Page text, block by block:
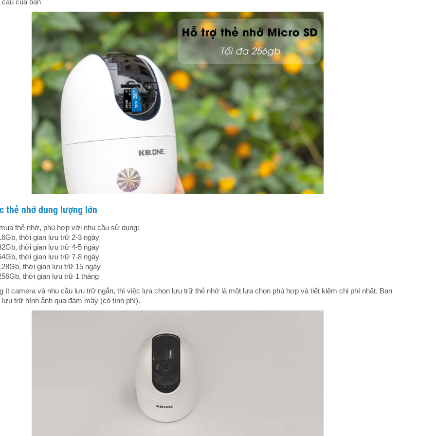
cầu của bạn
thẻ nhớ dung lượng lớn
thẻ nhớ, phù hợp với nhu cầu sử dụng:
thời gian lưu trữ 2-3 ngày
thời gian lưu trữ 4-5 ngày
thời gian lưu trữ 7-8 ngày
thời gian lưu trữ 15 ngày
thời gian lưu trữ 1 tháng
ít camera và nhu cầu lưu trữ ngắn, thì việc lựa chọn lưu trữ thẻ nhớ là một lựa chọn phù hợp và tiết kiệm chi phí nhất. Bạn
lưu trữ hình ảnh qua đám mây (có tính phí).